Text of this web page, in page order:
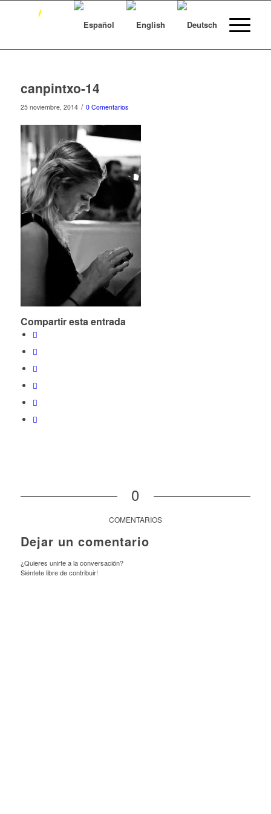
canpintxo-14
25 noviembre, 2014 / 0 Comentarios
Compartir esta entrada
0
COMENTARIOS
Dejar un comentario
¿Quieres unirte a la conversación?
Siéntete libre de contribuir!